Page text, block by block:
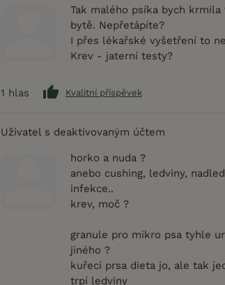
Tak malého psíka bych
bytě. Nepřetápíte?
I přes lékařské vyšetření to
Krev - jaterní testy?
1 hlas Kvalitní příspěvek
Uživatel s deaktivovaným účtem
horko a nuda ?
anebo cushing, ledviny,
infekce..
krev, moč ?
granule pro mikro psa tyhle
jiného ?
kuřecí prsa dieta jo, ale tak
trpí ledviny